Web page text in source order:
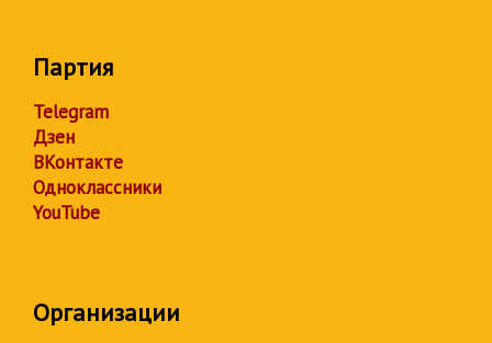
Партия
Telegram
Дзен
ВКонтакте
Одноклассники
YouTube
Организации